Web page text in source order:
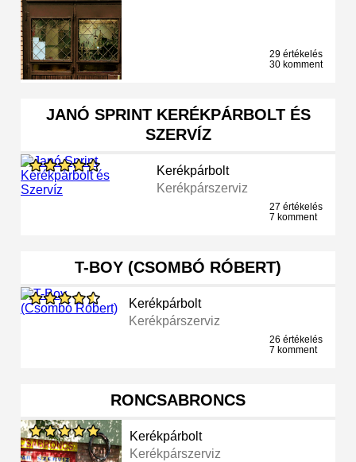
29 értékelés
30 komment
JANÓ SPRINT KERÉKPÁRBOLT ÉS
SZERVÍZ
Kerékpárbolt
Kerékpárszerviz
27 értékelés
7 komment
T-BOY (CSOMBÓ RÓBERT)
Kerékpárbolt
Kerékpárszerviz
26 értékelés
7 komment
RONCSABRONCS
Kerékpárbolt
Kerékpárszerviz